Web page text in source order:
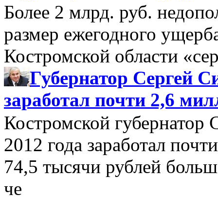
Более 2 млрд. руб.
размер ежегодного
Костромской области
Губернатор Сергей
заработал почти 2,6
Костромской губернатор
2012 года заработал
74,5 тысячи рублей
че